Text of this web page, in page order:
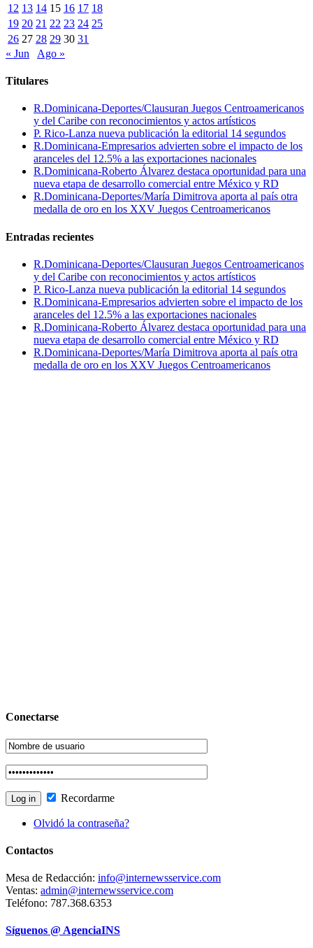
12 13 14 15 16 17 18
19 20 21 22 23 24 25
26 27 28 29 30 31
« Jun
Ago »
Titulares
R.Dominicana-Deportes/Clausuran Juegos Centroamericanos
y del Caribe con reconocimientos y actos artísticos
P. Rico-Lanza nueva publicación la editorial 14 segundos
R.Dominicana-Empresarios advierten sobre el impacto de los
aranceles del 12.5% a las exportaciones nacionales
R.Dominicana-Roberto Álvarez destaca oportunidad para una
nueva etapa de desarrollo comercial entre México y RD
R.Dominicana-Deportes/María Dimitrova aporta al país otra
medalla de oro en los XXV Juegos Centroamericanos
Entradas recientes
R.Dominicana-Deportes/Clausuran Juegos Centroamericanos
y del Caribe con reconocimientos y actos artísticos
P. Rico-Lanza nueva publicación la editorial 14 segundos
R.Dominicana-Empresarios advierten sobre el impacto de los
aranceles del 12.5% a las exportaciones nacionales
R.Dominicana-Roberto Álvarez destaca oportunidad para una
nueva etapa de desarrollo comercial entre México y RD
R.Dominicana-Deportes/María Dimitrova aporta al país otra
medalla de oro en los XXV Juegos Centroamericanos
Conectarse
Recordarme
Olvidó la contraseña?
Contactos
Mesa de Redacción: info@internewsservice.com
Ventas: admin@internewsservice.com
Teléfono: 787.368.6353
Síguenos @ AgenciaINS